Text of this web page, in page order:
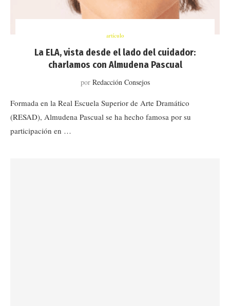
artículo
La ELA, vista desde el lado del cuidador:
charlamos con Almudena Pascual
por Redacción Consejos
Formada en la Real Escuela Superior de Arte Dramático
(RESAD), Almudena Pascual se ha hecho famosa por su
participación en …